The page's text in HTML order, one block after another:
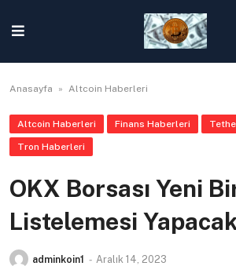
content
Anasayfa » Altcoin Haberleri
Altcoin Haberleri Finans Haberleri
Tron Haberleri
OKX Borsası Yeni
Listelemesi
adminkoin1 - Aralık 14, 2023